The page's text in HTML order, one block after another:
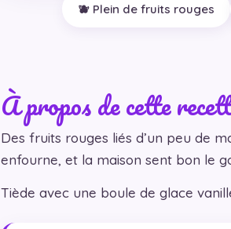
🫐 Plein de fruits rouges
À propos de cette
Des fruits rouges liés d’un peu de
enfourne, et la maison sent bon le
Tiède avec une boule de glace